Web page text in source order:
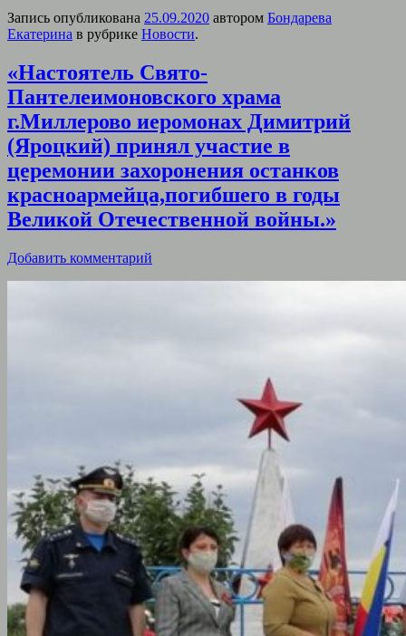
Запись опубликована 25.09.2020 автором Бондарева
Екатерина в рубрике Новости.
«Настоятель Свято-
Пантелеимоновского храма
г.Миллерово иеромонах Димитрий
(Яроцкий) принял участие в
церемонии захоронения останков
красноармейца,погибшего в годы
Великой Отечественной войны.»
Добавить комментарий